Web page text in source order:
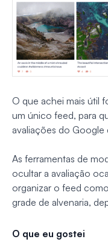
O que achei mais útil
um único feed, para
avaliações do Google
As ferramentas de
ocultar a avaliação
organizar o feed
grade de alvenaria,
O que eu gostei